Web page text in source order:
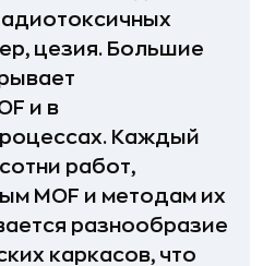
цезия. Большие
и в
Каждый
работ,
MOF и методам их
разнообразие
каркасов, что